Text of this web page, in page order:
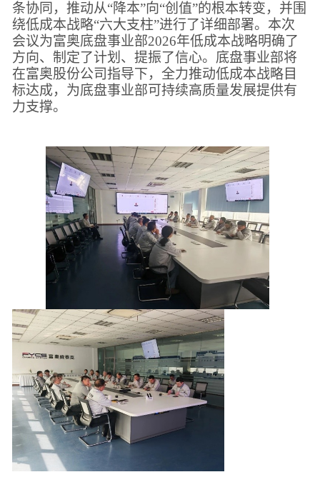
条协同，推动从“降本”向“创值”的根本转变，并围
绕低成本战略“六大支柱”进行了详细部署。本次
会议为富奥底盘事业部2026年低成本战略明确了
方向、制定了计划、提振了信心。底盘事业部将
在富奥股份公司指导下，全力推动低成本战略目
标达成，为底盘事业部可持续高质量发展提供有
力支撑。